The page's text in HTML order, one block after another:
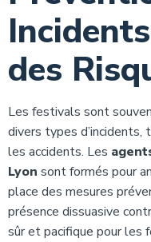
des
Les festivals sont
divers types
les accidents. Les
Lyon sont formés pour
place des mesures
présence dissuasive
sûr et pacifique pour les